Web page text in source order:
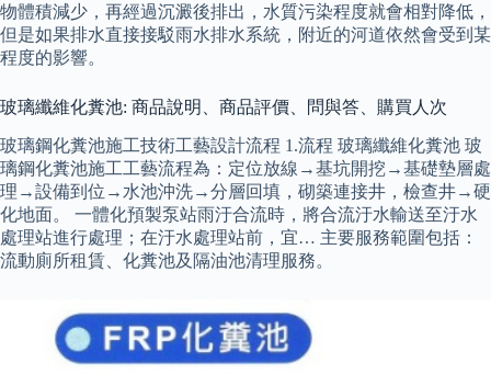
物體積減少，再經過沉澱後排出，水質污染程度就會相對降低，
但是如果排水直接接駁雨水排水系統，附近的河道依然會受到某
程度的影響。
玻璃纖維化糞池: 商品說明、商品評價、問與答、購買人次
玻璃鋼化糞池施工技術工藝設計流程 1.流程 玻璃纖維化糞池 玻
璃鋼化糞池施工工藝流程為：定位放線→基坑開挖→基礎墊層處
理→設備到位→水池沖洗→分層回填，砌築連接井，檢查井→硬
化地面。 一體化預製泵站雨汙合流時，將合流汙水輸送至汙水
處理站進行處理；在汙水處理站前，宜… 主要服務範圍包括：
流動廁所租賃、化糞池及隔油池清理服務。